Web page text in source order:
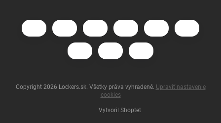
Vytvoril Shoptet
Copyright 2026 Lockers.sk. Všetky práva vyhradené. Upraviť nastavenie
cookies